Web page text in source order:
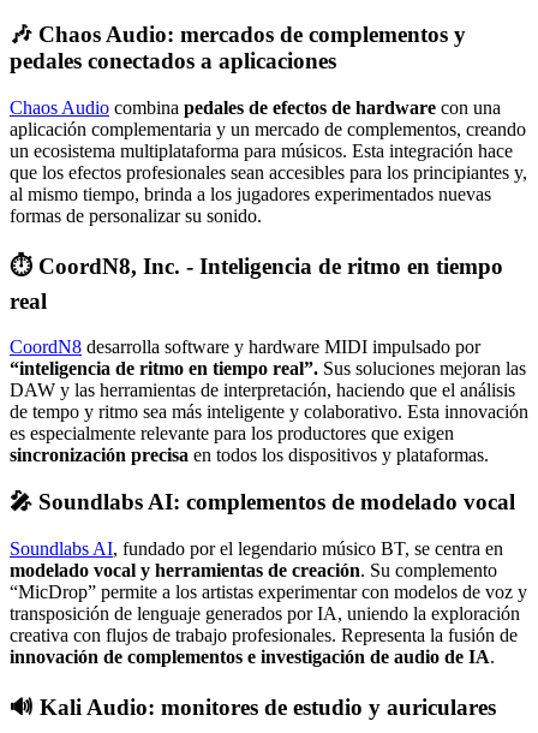
🎶 Chaos Audio: mercados de complementos y
pedales conectados a aplicaciones
Chaos Audio combina pedales de efectos de hardware con una
aplicación complementaria y un mercado de complementos, creando
un ecosistema multiplataforma para músicos. Esta integración hace
que los efectos profesionales sean accesibles para los principiantes y,
al mismo tiempo, brinda a los jugadores experimentados nuevas
formas de personalizar su sonido.
⏱️ CoordN8, Inc. - Inteligencia de ritmo en tiempo
real
CoordN8 desarrolla software y hardware MIDI impulsado por
“inteligencia de ritmo en tiempo real”. Sus soluciones mejoran las
DAW y las herramientas de interpretación, haciendo que el análisis
de tempo y ritmo sea más inteligente y colaborativo. Esta innovación
es especialmente relevante para los productores que exigen
sincronización precisa en todos los dispositivos y plataformas.
🎤 Soundlabs AI: complementos de modelado vocal
Soundlabs AI, fundado por el legendario músico BT, se centra en
modelado vocal y herramientas de creación. Su complemento
“MicDrop” permite a los artistas experimentar con modelos de voz y
transposición de lenguaje generados por IA, uniendo la exploración
creativa con flujos de trabajo profesionales. Representa la fusión de
innovación de complementos e investigación de audio de IA.
🔊 Kali Audio: monitores de estudio y auriculares